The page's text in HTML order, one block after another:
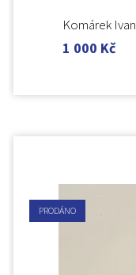
Komárek Ivan
1 000 Kč
PRODÁNO